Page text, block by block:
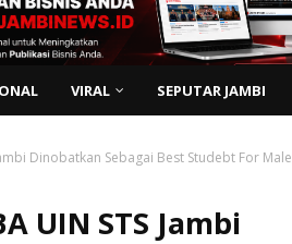
VIRAL SEPUTAR JAMBI
Dinobatkan Sebagai Best Studebt For Male
UIN STS Jambi